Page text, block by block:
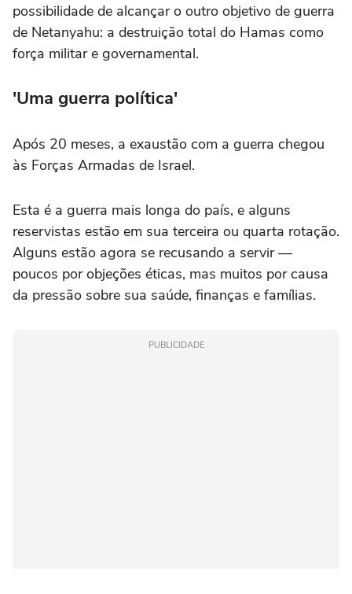
possibilidade de alcançar o outro objetivo de guerra
de Netanyahu: a destruição total do Hamas como
força militar e governamental.
'Uma guerra política'
Após 20 meses, a exaustão com a guerra chegou
às Forças Armadas de Israel.
Esta é a guerra mais longa do país, e alguns
reservistas estão em sua terceira ou quarta rotação.
Alguns estão agora se recusando a servir —
poucos por objeções éticas, mas muitos por causa
da pressão sobre sua saúde, finanças e famílias.
PUBLICIDADE